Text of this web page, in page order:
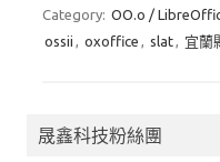
o
o
Category: OO.o /
ossii , oxoffice , slat, 宜蘭
晟鑫科技粉絲團